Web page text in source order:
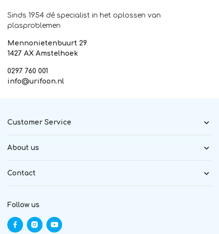
Sinds 1954 dé specialist in het oplossen van
plasproblemen
Mennonietenbuurt 29
1427 AX Amstelhoek
0297 760 001
info@urifoon.nl
Customer Service
About us
Contact
Follow us